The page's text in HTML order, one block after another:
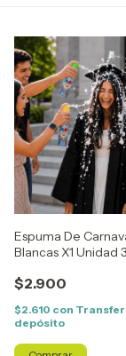
Espuma De
Blancas X1 Unidad
$2.900
$2.610 con
depósito